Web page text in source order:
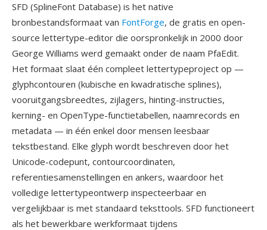
SFD (SplineFont Database) is het native
bronbestandsformaat van FontForge, de gratis en open-
source lettertype-editor die oorspronkelijk in 2000 door
George Williams werd gemaakt onder de naam PfaEdit.
Het formaat slaat één compleet lettertypeproject op —
glyphcontouren (kubische en kwadratische splines),
vooruitgangsbreedtes, zijlagers, hinting-instructies,
kerning- en OpenType-functietabellen, naamrecords en
metadata — in één enkel door mensen leesbaar
tekstbestand. Elke glyph wordt beschreven door het
Unicode-codepunt, contourcoordinaten,
referentiesamenstellingen en ankers, waardoor het
volledige lettertypeontwerp inspecteerbaar en
vergelijkbaar is met standaard teksttools. SFD functioneert
als het bewerkbare werkformaat tijdens